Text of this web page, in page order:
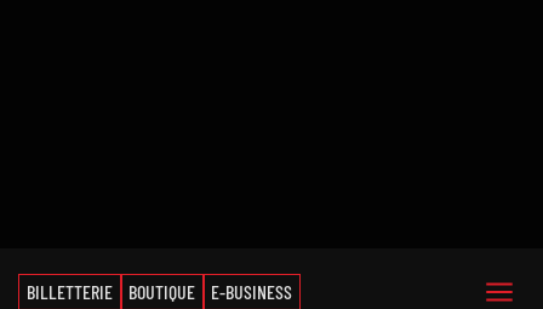
BILLETTERIE BOUTIQUE E-BUSINESS